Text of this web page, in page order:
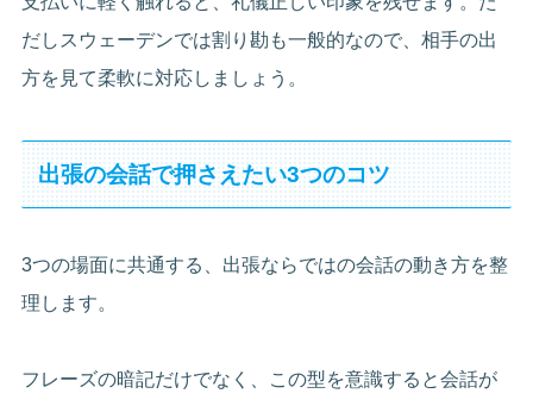
だしスウェーデンでは割り勘も一般的なので、相手の出
方を見て柔軟に対応しましょう。
出張の会話で押さえたい3つのコツ
3つの場面に共通する、出張ならではの会話の動き方を整
理します。
フレーズの暗記だけでなく、この型を意識すると会話が